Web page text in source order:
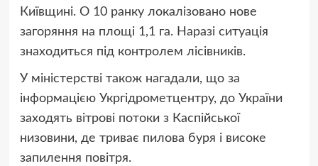
Київщині. О 10 ранку локалізовано нове
загоряння на площі 1,1 га. Наразі ситуація
знаходиться під контролем лісівників.
У міністерстві також нагадали, що за
інформацією Укргідрометцентру, до України
заходять вітрові потоки з Каспійської
низовини, де триває пилова буря і високе
запилення повітря.